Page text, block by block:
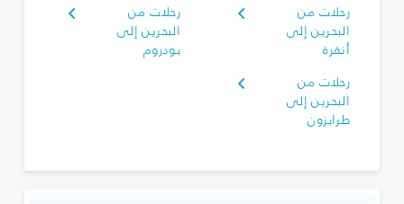
رحلات من
البحرين إلى
أنقرة
رحلات من
البحرين إلى
بودروم
رحلات من
البحرين إلى
طرابزون